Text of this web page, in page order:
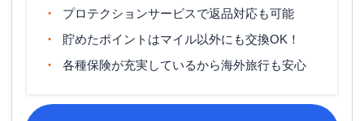
マイル還元率（最大） 0.5％～1.0％
旅行傷害保険
国内旅行傷害保険（利用付帯）・海外
ポイント名
プロテクションサービスで返品対応も可能
貯めたポイントはマイル以外にも交換OK！
各種保険が充実しているから海外旅行も安心